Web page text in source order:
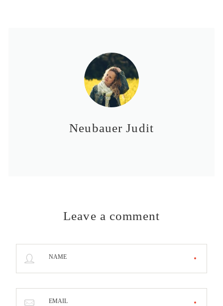
Neubauer Judit
Leave a comment
NAME
EMAIL